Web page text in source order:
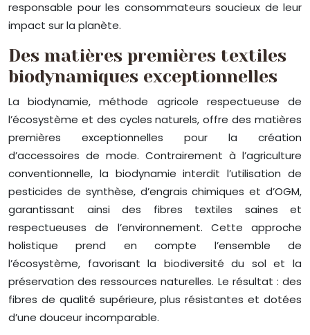
responsable pour les consommateurs soucieux de leur
impact sur la planète.
Des matières premières textiles
biodynamiques exceptionnelles
La biodynamie, méthode agricole respectueuse de
l’écosystème et des cycles naturels, offre des matières
premières exceptionnelles pour la création
d’accessoires de mode. Contrairement à l’agriculture
conventionnelle, la biodynamie interdit l’utilisation de
pesticides de synthèse, d’engrais chimiques et d’OGM,
garantissant ainsi des fibres textiles saines et
respectueuses de l’environnement. Cette approche
holistique prend en compte l’ensemble de
l’écosystème, favorisant la biodiversité du sol et la
préservation des ressources naturelles. Le résultat : des
fibres de qualité supérieure, plus résistantes et dotées
d’une douceur incomparable.